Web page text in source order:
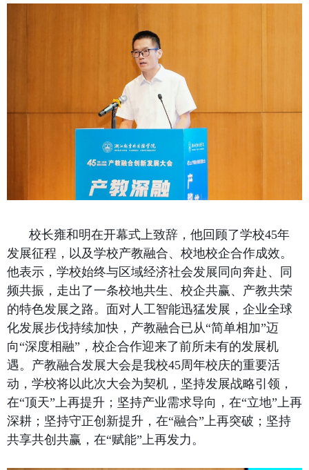
校长雍和明在开幕式上致辞，他回顾了学校45年
发展征程，以及学校产教融合、校地校企合作成效。
他表示，学校始终与区域经济社会发展同向奔赴、同
频共振，走出了一条校地共生、校企共赢、产教共荣
的特色发展之路。面对人工智能迅猛发展，企业全球
化发展步伐持续加快，产教融合已从“简单相加”迈
向“深度相融”，校企合作迎来了前所未有的发展机
遇。产教融合发展大会是我校45周年校庆的重要活
动，学校将以此次大会为契机，坚持发展战略引领，
在“顶天”上再提升； 坚持产业需求导向，在“立地”上再
深耕；坚持守正创新提升，在“融合”上再突破；坚持
共享共创共赢，在“赋能”上再发力。